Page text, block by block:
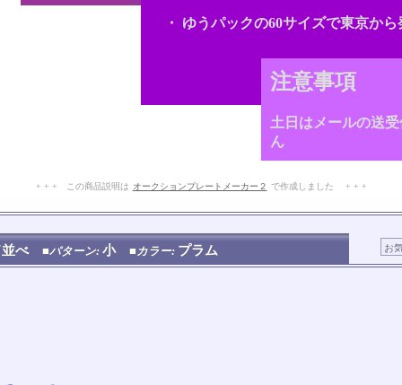
・ ゆうパックの60サイズで東京から
注意事項
土日はメールの送
ん
+ + + この商品説明は オークションプレートメーカー２ で作成しました + + +
並べ ■パターン: 小 ■カラー: プラム